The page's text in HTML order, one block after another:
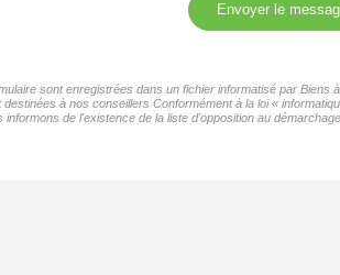
Envoyer le
sont enregistrées dans un fichier informatisé par
à nos conseillers Conformément à la loi «
de l'existence de la liste d'opposition au